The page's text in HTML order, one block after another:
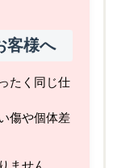
客様へ
たく同じ仕
傷や個体差